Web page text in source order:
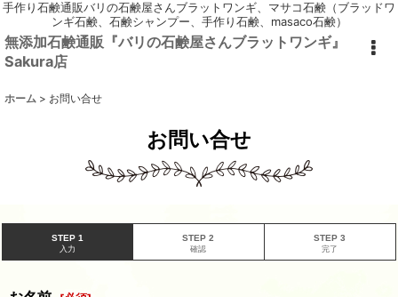
手作り石鹸通販バリの石鹸屋さんブラットワンギ、マサコ石鹸（ブラッドワ
ンギ石鹸、石鹸シャンプー、手作り石鹸、masaco石鹸）
無添加石鹸通販『バリの石鹸屋さんブラットワンギ』
Sakura店
ホーム > お問い合せ
お問い合せ
STEP 1
入力
STEP 2
確認
STEP 3
完了